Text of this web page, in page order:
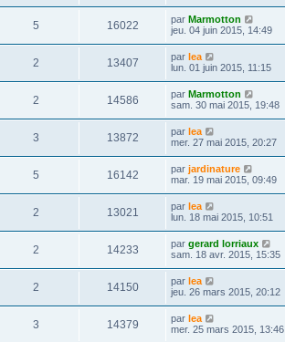
5 16022 par Marmotton
jeu. 04 juin 2015, 14:49
2 13407 par lea
lun. 01 juin 2015, 11:15
2 14586 par Marmotton
sam. 30 mai 2015, 19:48
3 13872 par lea
mer. 27 mai 2015, 20:27
5 16142 par jardinature
mar. 19 mai 2015, 09:49
2 13021 par lea
lun. 18 mai 2015, 10:51
2 14233 par gerard lorriaux
sam. 18 avr. 2015, 15:35
2 14150 par lea
jeu. 26 mars 2015, 20:12
3 14379 par lea
mer. 25 mars 2015, 13:46